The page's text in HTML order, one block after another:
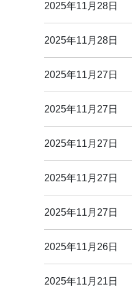
2025年11月28日
2025年11月28日
2025年11月27日
2025年11月27日
2025年11月27日
2025年11月27日
2025年11月27日
2025年11月26日
2025年11月21日